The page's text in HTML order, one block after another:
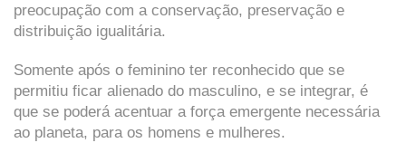
preocupação com a conservação, preservação e
distribuição igualitária.
Somente após o feminino ter reconhecido que se
permitiu ficar alienado do masculino, e se integrar, é
que se poderá acentuar a força emergente necessária
ao planeta, para os homens e mulheres.